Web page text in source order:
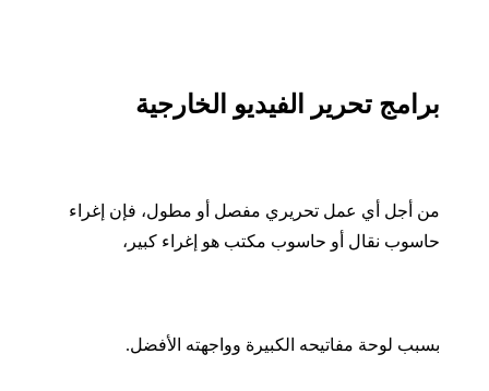
برامج تحرير الفيديو الخارجية
من أجل أي عمل تحريري مفصل أو مطول، فإن إغراء
حاسوب نقال أو حاسوب مكتب هو إغراء كبير،
بسبب لوحة مفاتيحه الكبيرة وو اجهته الأفضل.